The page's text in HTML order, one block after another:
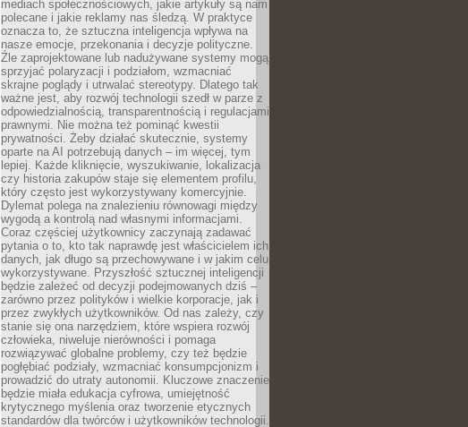
mediach społecznościowych, jakie artykuły są nam
polecane i jakie reklamy nas śledzą. W praktyce
oznacza to, że sztuczna inteligencja wpływa na
nasze emocje, przekonania i decyzje polityczne.
Źle zaprojektowane lub nadużywane systemy mogą
sprzyjać polaryzacji i podziałom, wzmacniać
skrajne poglądy i utrwalać stereotypy. Dlatego tak
ważne jest, aby rozwój technologii szedł w parze z
odpowiedzialnością, transparentnością i regulacjami
prawnymi. Nie można też pominąć kwestii
prywatności. Żeby działać skutecznie, systemy
oparte na AI potrzebują danych – im więcej, tym
lepiej. Każde kliknięcie, wyszukiwanie, lokalizacja
czy historia zakupów staje się elementem profilu,
który często jest wykorzystywany komercyjnie.
Dylemat polega na znalezieniu równowagi między
wygodą a kontrolą nad własnymi informacjami.
Coraz częściej użytkownicy zaczynają zadawać
pytania o to, kto tak naprawdę jest właścicielem ich
danych, jak długo są przechowywane i w jakim celu
wykorzystywane. Przyszłość sztucznej inteligencji
będzie zależeć od decyzji podejmowanych dziś –
zarówno przez polityków i wielkie korporacje, jak i
przez zwykłych użytkowników. Od nas zależy, czy
stanie się ona narzędziem, które wspiera rozwój
człowieka, niweluje nierówności i pomaga
rozwiązywać globalne problemy, czy też będzie
pogłębiać podziały, wzmacniać konsumpcjonizm i
prowadzić do utraty autonomii. Kluczowe znaczenie
będzie miała edukacja cyfrowa, umiejętność
krytycznego myślenia oraz tworzenie etycznych
standardów dla twórców i użytkowników technologii.